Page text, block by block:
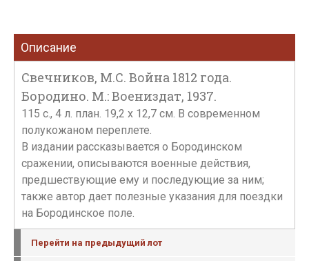
Описание
Свечников, М.С. Война 1812 года.
Бородино. М.: Воениздат, 1937.
115 с., 4 л. план. 19,2 х 12,7 см. В современном
полукожаном переплете.
В издании рассказывается о Бородинском
сражении, описываются военные действия,
предшествующие ему и последующие за ним;
также автор дает полезные указания для поездки
на Бородинское поле.
Перейти на предыдущий лот